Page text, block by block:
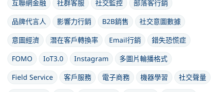
互聯網金融
社群客服 社交監控
部落客行銷
品牌代言人
影響力行銷 B2B銷售
社交意圖數據
意圖經濟
潛在客戶轉換率 Email行銷
錯失恐慌症
FOMO
IoT3.0 Instagram
多圖片輪播格式
Field Service
客戶服務 電子商務 機器學習
社交聲量